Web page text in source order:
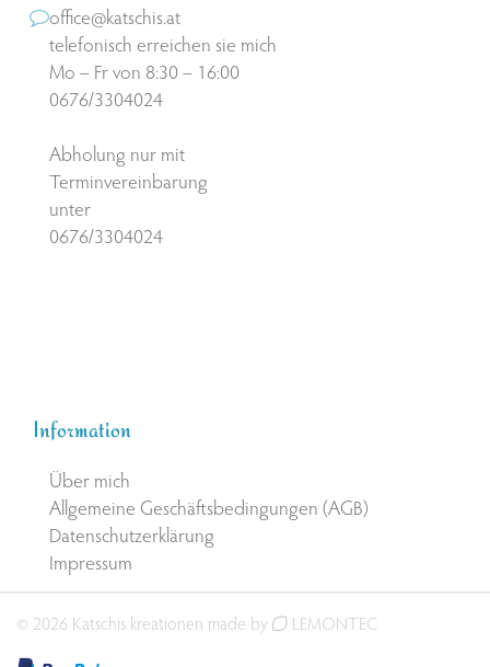
office@katschis.at
telefonisch erreichen sie mich
Mo – Fr von 8:30 – 16:00
0676/3304024
Abholung nur mit
Terminvereinbarung
unter
0676/3304024
Information
Über mich
Allgemeine Geschäftsbedingungen (AGB)
Datenschutzerklärung
Impressum
© 2026 Katschis kreationen made by LEMONTEC